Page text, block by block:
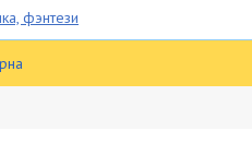
фэнтези